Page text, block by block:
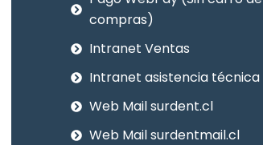
compras)
Intranet Ventas
Intranet asistencia técnica
Web Mail surdent.cl
Web Mail surdentmail.cl